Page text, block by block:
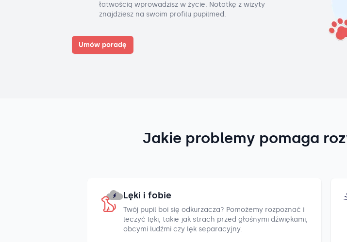
łatwością wprowadzisz w życie. Notatkę z wizyty
znajdziesz na swoim profilu pupilmed.
Umów poradę
Jakie problemy pomaga
Lęki i fobie
Twój pupil boi się odkurzacza? Pomożemy rozpoznać i
leczyć lęki, takie jak strach przed głośnymi dźwiękami,
obcymi ludźmi czy lęk separacyjny.